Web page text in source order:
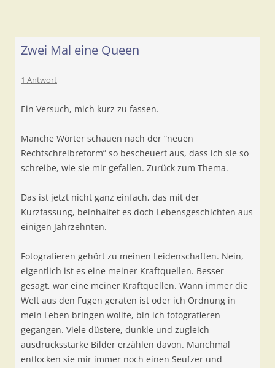
Zwei Mal eine Queen
1 Antwort
Ein Versuch, mich kurz zu fassen.
Manche Wörter schauen nach der “neuen
Rechtschreibreform” so bescheuert aus, dass ich sie so
schreibe, wie sie mir gefallen. Zurück zum Thema.
Das ist jetzt nicht ganz einfach, das mit der
Kurzfassung, beinhaltet es doch Lebensgeschichten aus
einigen Jahrzehnten.
Fotografieren gehört zu meinen Leidenschaften. Nein,
eigentlich ist es eine meiner Kraftquellen. Besser
gesagt, war eine meiner Kraftquellen. Wann immer die
Welt aus den Fugen geraten ist oder ich Ordnung in
mein Leben bringen wollte, bin ich fotografieren
gegangen. Viele düstere, dunkle und zugleich
ausdrucksstarke Bilder erzählen davon. Manchmal
entlocken sie mir immer noch einen Seufzer und